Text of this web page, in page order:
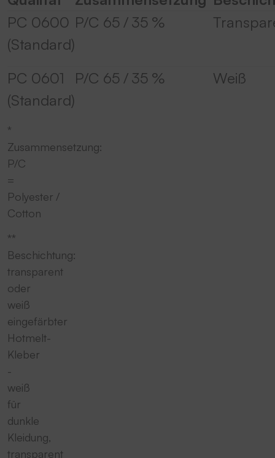
powered by Usercentrics Consent
PC 0600
(Standard)
P/C 65 / 35 %
PC 0601
(Standard)
P/C 65 / 35 % Weiß
*
Zusammensetzung:
P/C
=
Polyester /
Cotton
**
Beschichtung:
transparent
oder
weiß
eingefärbter
Hotmelt-
Kleber
-
weiß
für
dunkle
Kleidung,
transparent